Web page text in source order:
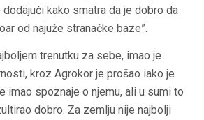
kako smatra da je dobro da
od najuže stranačke baze”.
trenutku za sebe, imao je
kroz Agrokor je prošao iako je
imao spoznaje o njemu, ali u sumi to
dobro. Za zemlju nije najbolji